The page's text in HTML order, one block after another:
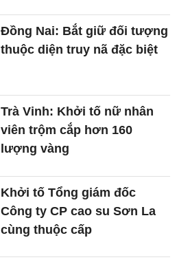
Đồng Nai: Bắt giữ đối tượng
thuộc diện truy nã đặc biệt
Trà Vinh: Khởi tố nữ nhân
viên trộm cắp hơn 160
lượng vàng
Khởi tố Tổng giám đốc
Công ty CP cao su Sơn La
cùng thuộc cấp